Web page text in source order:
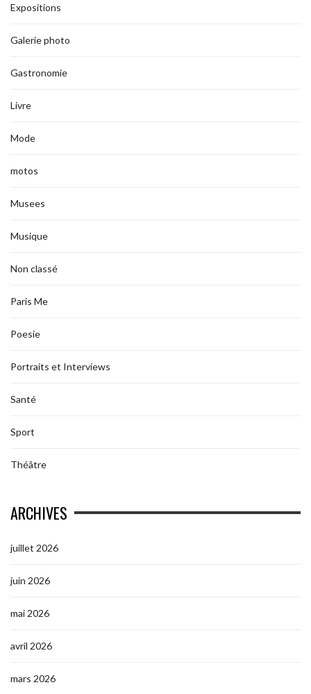
Expositions
Galerie photo
Gastronomie
Livre
Mode
motos
Musees
Musique
Non classé
Paris Me
Poesie
Portraits et Interviews
Santé
Sport
Théâtre
ARCHIVES
juillet 2026
juin 2026
mai 2026
avril 2026
mars 2026